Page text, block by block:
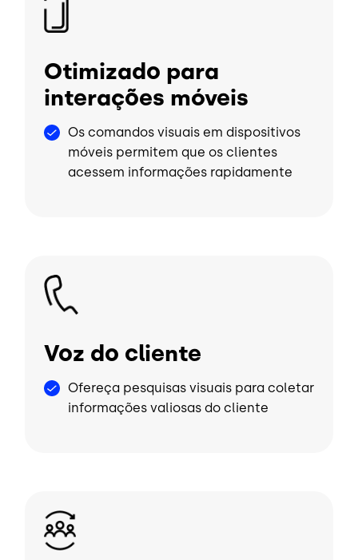
Otimizado para
interações móveis
Os comandos visuais em dispositivos
móveis permitem que os clientes
acessem informações rapidamente
Imagem
Voz do cliente
Ofereça pesquisas visuais para coletar
informações valiosas do cliente
Imagem